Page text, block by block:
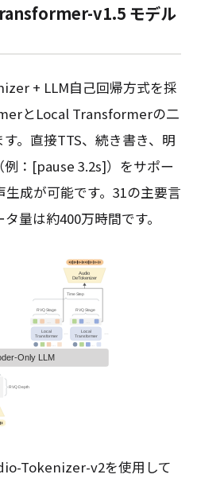
v1.5 モデル
+ LLM自己回帰方式を採
とLocal Transformerの二
。直接TTS、続き書き、明
：[pause 3.2s]）をサポー
生成が可能です。31の主要言
量は約400万時間です。
Tokenizer-v2を使用して